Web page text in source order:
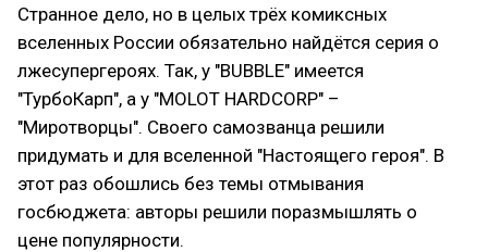
Странное дело, но в целых трёх комиксных
вселенных России обязательно найдётся серия о
лжесупергероях. Так, у "BUBBLE" имеется
"ТурбоКарп", а у "MOLOT HARDCORP" –
"Миротворцы". Своего самозванца решили
придумать и для вселенной "Настоящего героя". В
этот раз обошлись без темы отмывания
госбюджета: авторы решили поразмышлять о
цене популярности.